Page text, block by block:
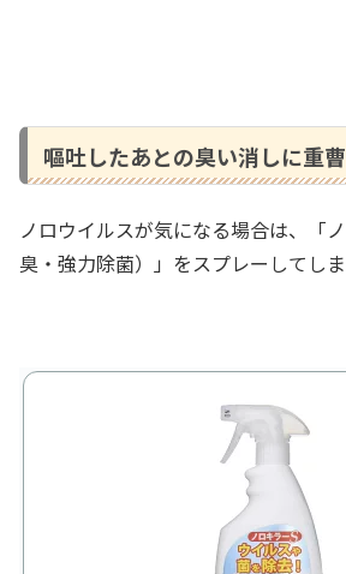
嘔吐したあとの臭い消しに重
ノロウイルスが気になる場合は、「
臭・強力除菌）」をスプレーしてしま